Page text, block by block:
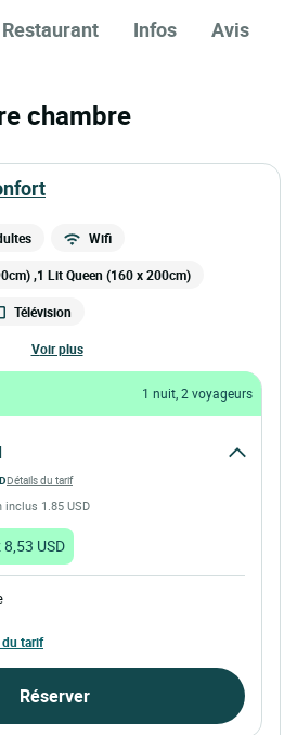
Restaurant Infos Avis
chambre
Wifi
,1 Lit Queen (160 x 200cm)
Télévision
voir plus
1 nuit, 2 voyageurs
Détails du tarif
inclus 1.85 USD
USD
tarif
Réserver